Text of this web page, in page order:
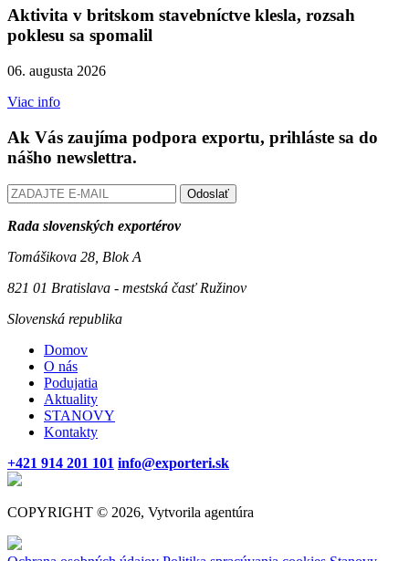
Aktivita v britskom stavebníctve klesla, rozsah
poklesu sa spomalil
06. augusta 2026
Viac info
Ak Vás zaujíma podpora exportu, prihláste sa do
nášho newslettra.
Odoslať
Rada slovenských exportérov
Tomášikova 28, Blok A
821 01 Bratislava - mestská časť Ružinov
Slovenská republika
Domov
O nás
Podujatia
Aktuality
STANOVY
Kontakty
+421 914 201 101 info@exporteri.sk
COPYRIGHT © 2026, Vytvorila agentúra